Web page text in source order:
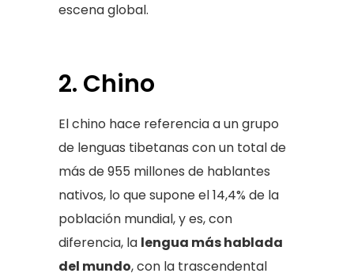
escena global.
2. Chino
El chino hace referencia a un grupo
de lenguas tibetanas con un total de
más de 955 millones de hablantes
nativos, lo que supone el 14,4% de la
población mundial, y es, con
diferencia, la lengua más hablada
del mundo, con la trascendental